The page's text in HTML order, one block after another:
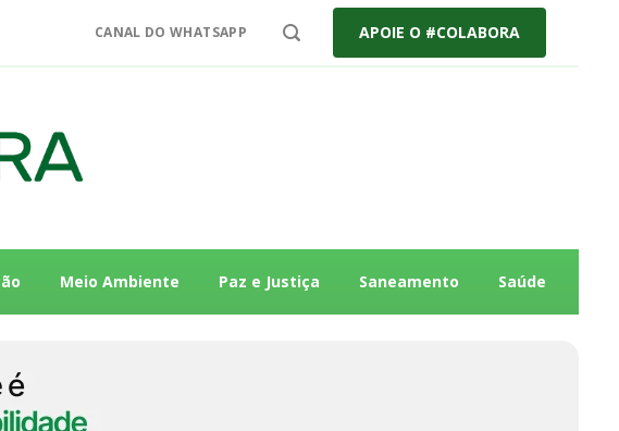
CANAL DO WHATSAPP APOIE O #COLABORA
Meio Ambiente Paz e Justiça Saneamento Saúde